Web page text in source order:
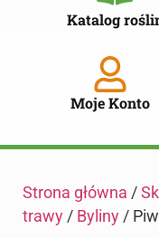
Katalog
Moje Konto
Strona główna /
trawy / Byliny /